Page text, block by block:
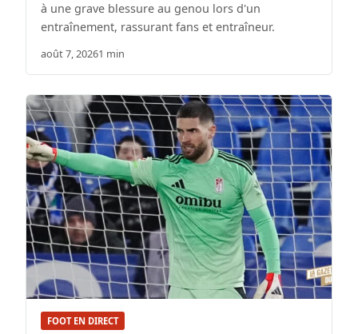
à une grave blessure au genou lors d'un
entraînement, rassurant fans et entraîneur.
août 7, 20261 min
FOOT EN DIRECT